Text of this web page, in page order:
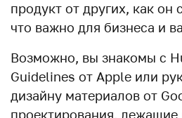
продукт от других, как он
что важно для бизнеса и
Возможно, вы знакомы с
Guidelines от Apple или
дизайну материалов от
проектирования, лежащие